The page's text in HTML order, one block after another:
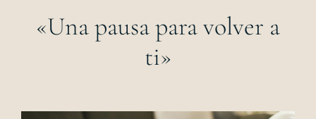
«Una pausa para volver a
ti»